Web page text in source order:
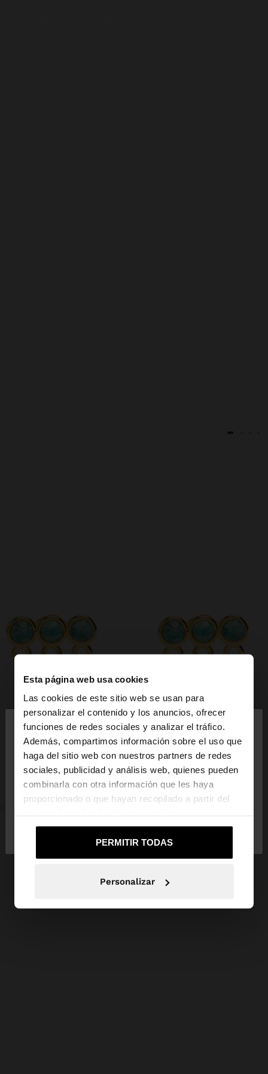
Esta página web usa cookies
Las cookies de este sitio web se usan para
personalizar el contenido y los anuncios, ofrecer
funciones de redes sociales y analizar el tráfico.
Además, compartimos información sobre el uso que
haga del sitio web con nuestros partners de redes
sociales, publicidad y análisis web, quienes pueden
combinarla con otra información que les haya
proporcionado o que hayan recopilado a partir del
PERMITIR TODAS
Personalizar
hola
Estás accediendo a la web de España. ¿Quieres ir a
la web de United States?